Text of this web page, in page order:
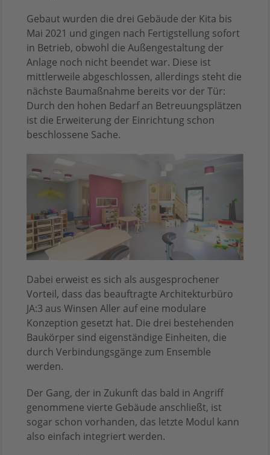
Gebaut wurden die drei Gebäude der Kita bis
Mai 2021 und gingen nach Fertigstellung sofort
in Betrieb, obwohl die Außengestaltung der
Anlage noch nicht beendet war. Diese ist
mittlerweile abgeschlossen, allerdings steht die
nächste Baumaßnahme bereits vor der Tür:
Durch den hohen Bedarf an Betreuungsplätzen
ist die Erweiterung der Einrichtung schon
beschlossene Sache.
Dabei erweist es sich als ausgesprochener
Vorteil, dass das beauftragte Architekturbüro
JA:3 aus Winsen Aller auf eine modulare
Konzeption gesetzt hat. Die drei bestehenden
Baukörper sind eigenständige Einheiten, die
durch Verbindungsgänge zum Ensemble
werden.
Der Gang, der in Zukunft das bald in Angriff
genommene vierte Gebäude anschließt, ist
sogar schon vorhanden, das letzte Modul kann
also einfach integriert werden.